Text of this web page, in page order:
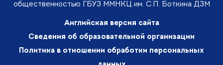
общественностью ГБУЗ ММНКЦ им. С.П. Боткина ДЗМ
Английская версия сайта
Сведения об образовательной организации
Политика в отношении обработки персональных